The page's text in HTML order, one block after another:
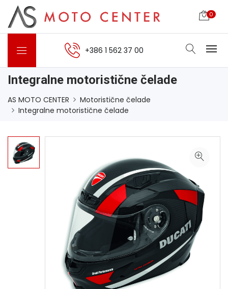
0
+386 1 562 37 00
Integralne motoristične čelade
AS MOTO CENTER
Motoristične čelade
Integralne motoristične čelade